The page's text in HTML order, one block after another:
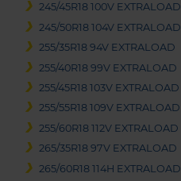
245/45R18 100V EXTRALOAD
245/50R18 104V EXTRALOAD
255/35R18 94V EXTRALOAD
255/40R18 99V EXTRALOAD
255/45R18 103V EXTRALOAD
255/55R18 109V EXTRALOAD
255/60R18 112V EXTRALOAD
265/35R18 97V EXTRALOAD
265/60R18 114H EXTRALOAD